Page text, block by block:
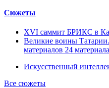
Сюжеты
XVI саммит БРИКС в
Великие воины
материалов 24 материала
Искусственный
Все сюжеты